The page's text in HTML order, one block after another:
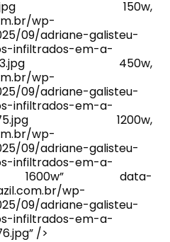
150w,
wp-
09/adriane-galisteu-
infiltrados-em-a-
450w,
wp-
09/adriane-galisteu-
infiltrados-em-a-
1200w,
wp-
09/adriane-galisteu-
infiltrados-em-a-
1600w” data-
wp-
09/adriane-galisteu-
infiltrados-em-a-
/>